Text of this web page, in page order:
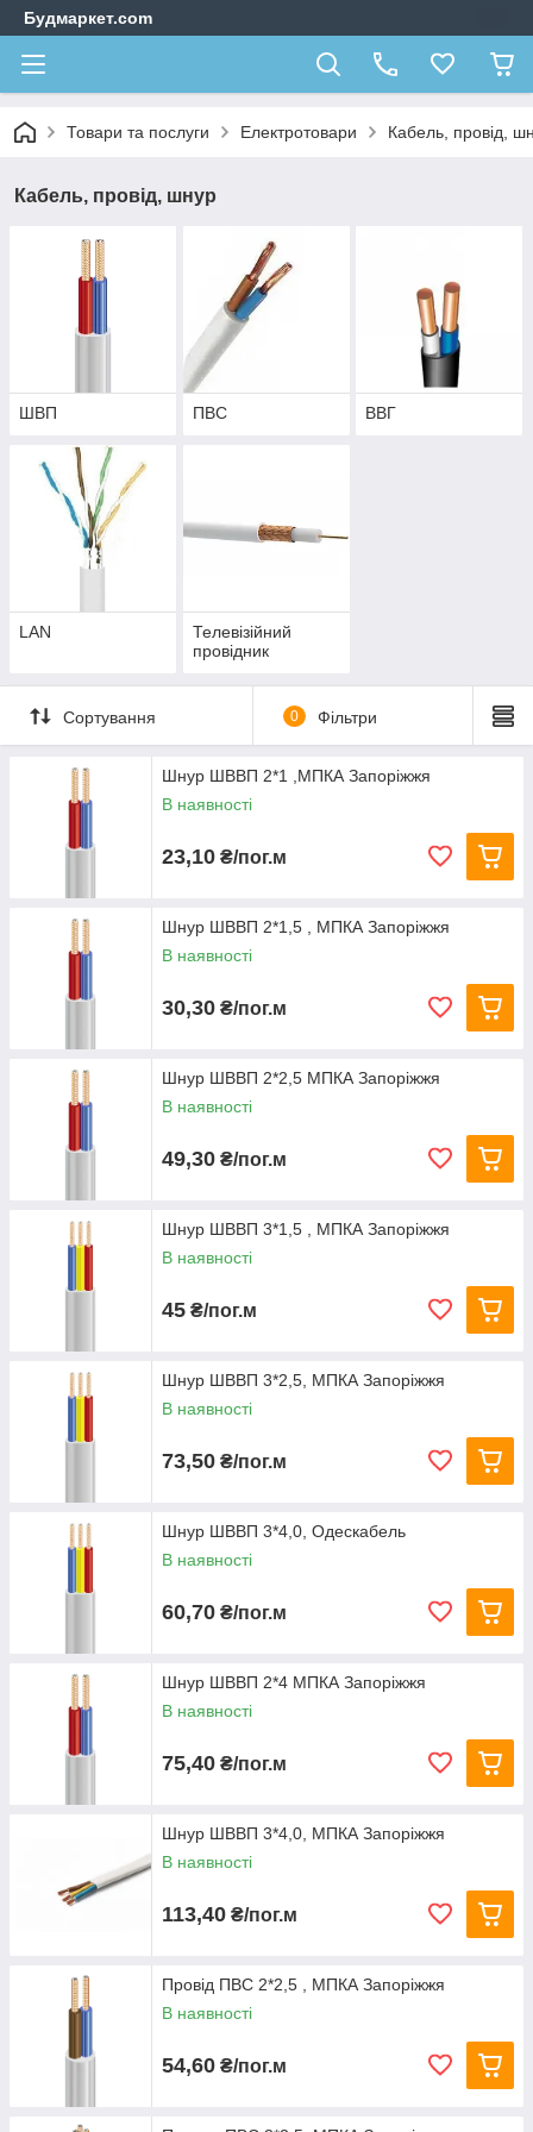
Будмаркет.com
Товари та послуги Електротовари Кабель, провід,
Кабель, провід, шнур
ШВП ПВС ВВГ
LAN
Телевізійний
провідник
Сортування 0 Фільтри
Шнур ШВВП 2*1 ,МПКА Запоріжжя
В наявності
23,10 ₴/пог.м
Шнур ШВВП 2*1,5 , МПКА Запоріжжя
В наявності
30,30 ₴/пог.м
Шнур ШВВП 2*2,5 МПКА Запоріжжя
В наявності
49,30 ₴/пог.м
Шнур ШВВП 3*1,5 , МПКА Запоріжжя
В наявності
45 ₴/пог.м
Шнур ШВВП 3*2,5, МПКА Запоріжжя
В наявності
73,50 ₴/пог.м
Шнур ШВВП 3*4,0, Одескабель
В наявності
60,70 ₴/пог.м
Шнур ШВВП 2*4 МПКА Запоріжжя
В наявності
75,40 ₴/пог.м
Шнур ШВВП 3*4,0, МПКА Запоріжжя
В наявності
113,40 ₴/пог.м
Провід ПВС 2*2,5 , МПКА Запоріжжя
В наявності
54,60 ₴/пог.м